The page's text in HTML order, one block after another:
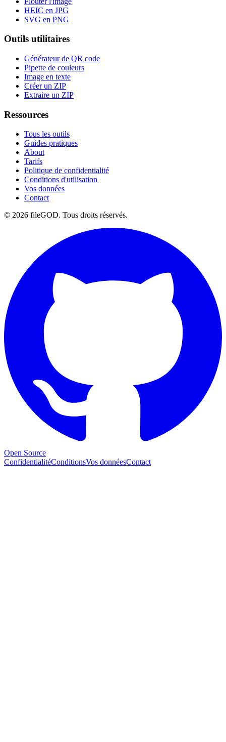
HEIC en JPG
SVG en PNG
Outils utilitaires
Générateur de QR code
Pipette de couleurs
Image en texte
Créer un ZIP
Extraire un ZIP
Ressources
Tous les outils
Guides pratiques
About
Tarifs
Politique de confidentialité
Conditions d'utilisation
Vos données
Contact
© 2026 fileGOD. Tous droits réservés.
Open Source
ConfidentialitéConditionsVos donnéesContact